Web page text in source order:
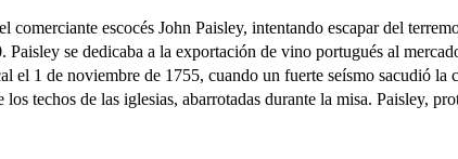
escocés John Paisley, intentando escapar del
se dedicaba a la exportación de vino portugués al
1 de noviembre de 1755, cuando un fuerte seísmo sacudió la
techos de las iglesias, abarrotadas durante la misa. Paisley,